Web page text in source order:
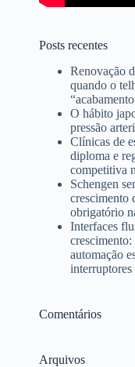
Posts recentes
Renovação
quando o
O hábito
pressão
Clínicas de
diploma e
competitiva
Schengen
crescimento
obrigatório
Interfaces
automação
interruptores
Comentários
Arquivos